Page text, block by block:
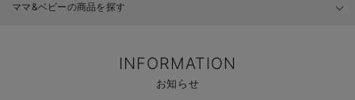
ママ&ベビーの商品を探す
INFORMATION
お知らせ